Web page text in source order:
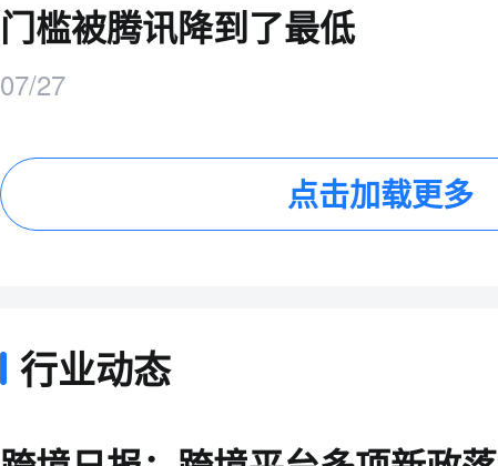
门槛被腾讯降到了最低
07/27
点击加载更多
行业动态